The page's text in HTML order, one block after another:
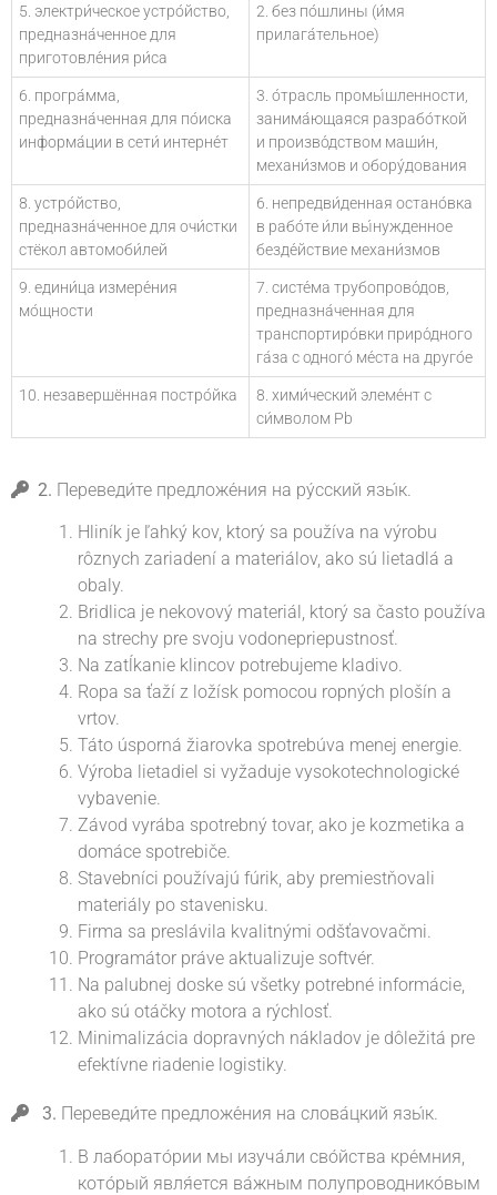
5. электри́ческое устро́йство,
пред­назна́ченное для
приготовле́ния ри́са
2. без по́шлины (и́мя
прилага́тельное)
6. програ́мма,
предназна́ченная для по́иска
информа́ции в сети́ интерне́т
3. о́трасль промы́шленности,
занима́ющаяся разрабо́ткой
и произво́дством маши́н,
механи́змов и обору́дования
8. устро́йство,
предназна́ченное для очи́стки
стёкол автомоби́лей
6. непредви́денная остано́вка
в ра­бо́те и́ли вы́нужденное
безде́й­ствие механи́змов
9. едини́ца измере́ния
мо́щности
7. систе́ма трубопрово́дов,
предназна́ченная для
транспортиро́вки приро́дного
га́за с одного́ ме́ста на друго́е
10. незавершённая постро́йка
8. хими́ческий элеме́нт с
си́мволом Pb
2. Переведи́те предложе́ния на ру́сский язы́к.
Hliník je ľahký kov, ktorý sa používa na výrobu
rôznych zariadení a materiálov, ako sú lietadlá a
obaly.
Bridlica je nekovový materiál, ktorý sa často používa
na strechy pre svoju vodonepriepustnosť.
Na zatĺkanie klincov potrebujeme kladivo.
Ropa sa ťaží z ložísk pomocou ropných plošín a
vrtov.
Táto úsporná žiarovka spotrebúva menej energie.
Výroba lietadiel si vyžaduje vysokotechnologické
vybavenie.
Závod vyrába spotrebný tovar, ako je kozmetika a
domáce spotrebiče.
Stavebníci používajú fúrik, aby premiestňovali
materiály po stavenisku.
Firma sa preslávila kvalitnými odšťavovačmi.
Programátor práve aktualizuje softvér.
Na palubnej doske sú všetky potrebné informácie,
ako sú otáčky motora a rýchlosť.
Minimalizácia dopravných nákladov je dôležitá pre
efektívne riadenie logistiky.
3. Переведи́те предложе́ния на слова́цкий язы́к.
В лаборато́рии мы изуча́ли сво́йства кре́мния,
кото́рый явля́ется ва́жным полупроводнико́вым